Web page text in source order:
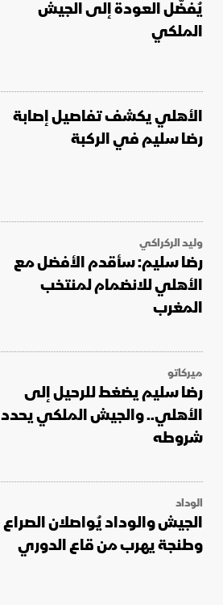
يُفضّل العودة إلى الجيش
الملكي
الأهلي يكشف تفاصيل إصابة
رضا سليم في الركبة
وليد الركراكي
رضا سليم: سأقدم الأفضل مع
الأهلي للانضمام لمنتخب
المغرب
ميركاتو
رضا سليم يضغط للرحيل إلى
الأهلي.. والجيش الملكي يحدد
شروطه
الوداد
الجيش والوداد يُواصلان الصراع
وطنجة يهرب من قاع الدوري